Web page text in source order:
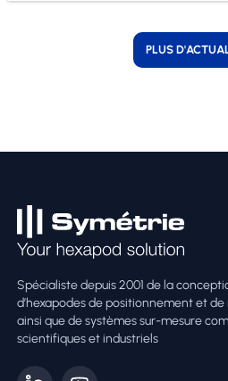
PLUS
Spécialiste depuis 2001 de la
d’hexapodes de positionnement et
ainsi que de systèmes sur-mesure
scientifiques et industriels